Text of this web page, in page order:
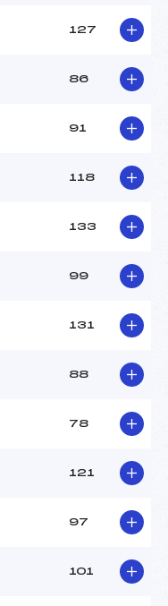
127
86
91
118
133
99
131
88
78
121
97
101